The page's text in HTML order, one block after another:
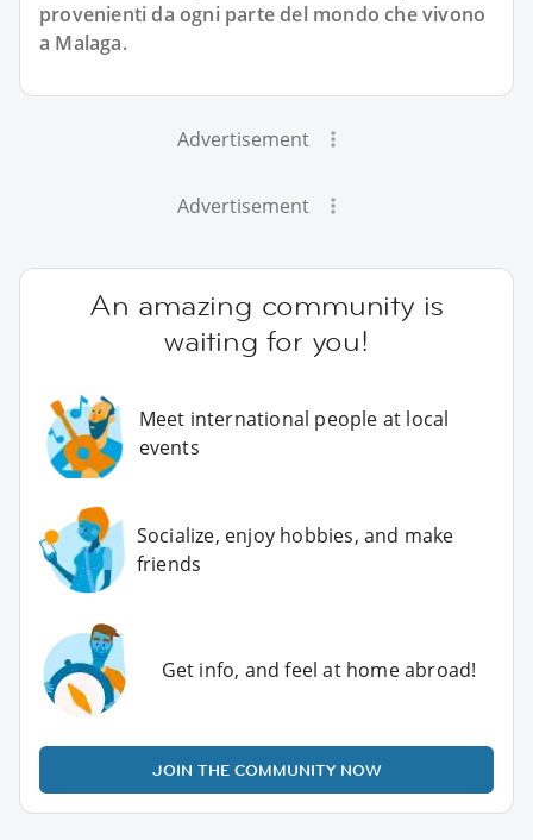
provenienti da ogni parte del mondo che vivono
a Malaga.
Advertisement
Advertisement
An amazing community is
waiting for you!
Meet international people at local
events
Socialize, enjoy hobbies, and make
friends
Get info, and feel at home abroad!
JOIN THE COMMUNITY NOW